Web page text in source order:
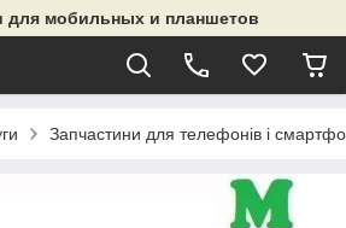
для мобильных и планшетов
Запчастини для телефонів і